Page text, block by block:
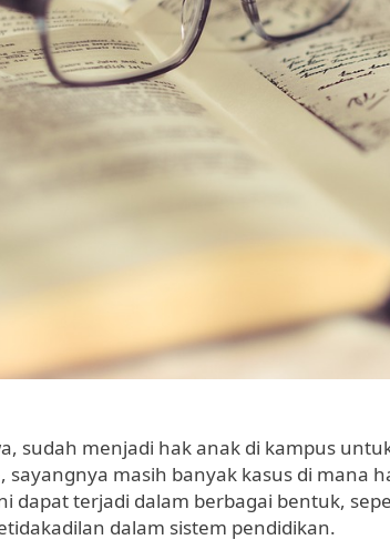
sudah menjadi hak anak di kampus
sayangnya masih banyak kasus di mana
dapat terjadi dalam berbagai bentuk,
dalam sistem pendidikan.